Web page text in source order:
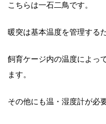
こちらは一石二鳥です。
暖突は基本温度を管理する
飼育ケージ内の温度によっ
ます。
その他にも温・湿度計が必